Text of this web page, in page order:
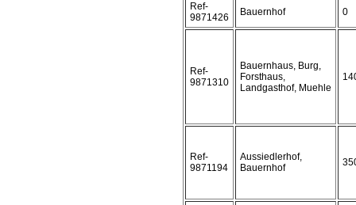
Ref-
9871426
Bauernhof 0
Ref-
9871310
Bauernhaus, Burg,
Forsthaus,
Landgasthof, Muehle
Ref-
9871194
Aussiedlerhof,
Bauernhof